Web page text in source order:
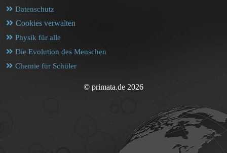
Datenschutz
Cookies verwalten
Physik für alle
Die Evolution des Menschen
Chemie für Schüler
© primata.de 2026